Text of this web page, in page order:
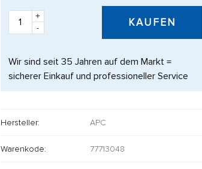
+
-
KAUFEN
Wir sind seit 35 Jahren auf dem Markt =
sicherer Einkauf und professioneller Service
Hersteller: APC
Warenkode: 77713048